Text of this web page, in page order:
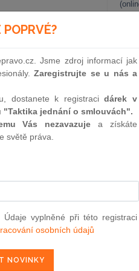
stanovil hranici
na hodnotu 1,00
soudů již z 80. a 90 let
závěru, že žádný, a
bezpečně řídit, jestliže
to znamená, že u
dle § 274 trestního
v okamžiku provedení
odpovědný vždy za
Jsme zdroj informací jak
Zaregistrujte se u nás a
dostanete k registracidárek v
jednání o smlouvách".
Vás nezavazuje a získáte
světě práva.
vyplněné při této registraci
osobních údajů